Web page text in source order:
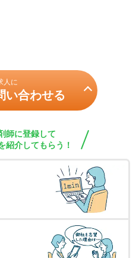
人に
い合わせる
師に登録して
紹介してもらう！